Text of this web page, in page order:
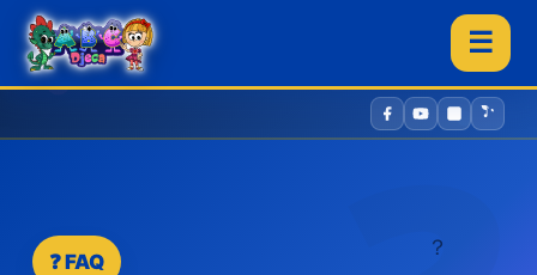
☰
❓ FAQ